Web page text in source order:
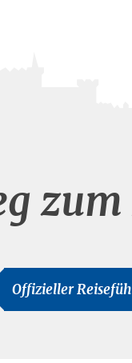
Offizieller